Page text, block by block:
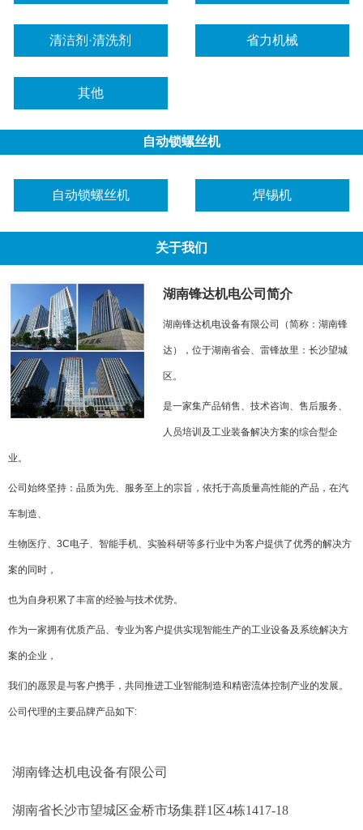
清洁剂·清洗剂 省力机械
其他
自动锁螺丝机
自动锁螺丝机 焊锡机
关于我们
湖南锋达机电公司简介
湖南锋达机电设备有限公司（简称：湖南锋
达），位于湖南省会、雷锋故里：长沙望城
区。
是一家集产品销售、技术咨询、售后服务、
人员培训及工业装备解决方案的综合型企
业。
公司始终坚持：品质为先、服务至上的宗旨，依托于高质量高性能的产品，在汽
车制造、
生物医疗、3C电子、智能手机、实验科研等多行业中为客户提供了优秀的解决方
案的同时，
也为自身积累了丰富的经验与技术优势。
作为一家拥有优质产品、专业为客户提供实现智能生产的工业设备及系统解决方
案的企业，
我们的愿景是与客户携手，共同推进工业智能制造和精密流体控制产业的发展。
公司代理的主要品牌产品如下:
湖南锋达机电设备有限公司
湖南省长沙市望城区金桥市场集群1区4栋1417-18